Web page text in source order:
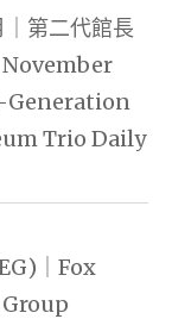
第二代館長
November
Generation
Trio Daily
｜Fox